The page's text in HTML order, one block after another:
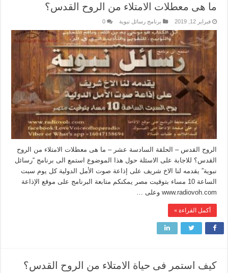
ما هى معطلات الامتلاء من الروح القدس؟
فبراير 12, 2019 برنامج رسائل نبوية 0
الروح القدس – الحلقة السادسة عشر – ما هى معطلات الامتلاء من الروح
القدس؟ للاجابة على الاسئلة حول هذا الموضوع استمع الى برنامج “رسائل
نبوية” يقدمه لنا الاخ شريف على إذاعة صوت الأمل الدولية كل يوم سبت
الساعة 10 مساء بتوقيت مصر يمكنكم متابعة البرنامج على موقع الإذاعة
www.radiovoh.com وعلى …
أكمل القراءة »
كيف استمر فى حياة الامتلاء من الروح القدس؟